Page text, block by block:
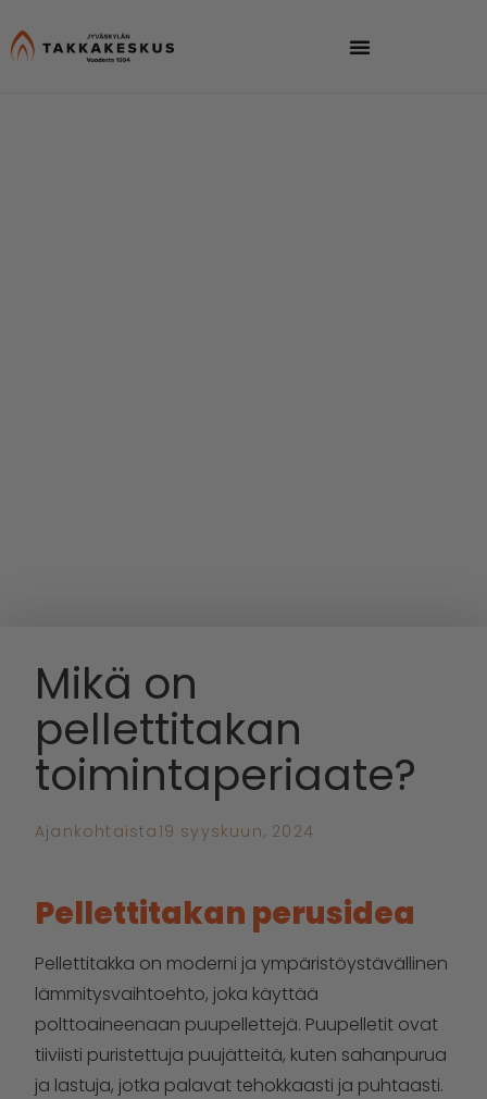
Mikä on
pellettitakan
toimintaperiaate?
Ajankohtaista 19 syyskuun, 2024
Pellettitakan perusidea
Pellettitakka on moderni ja ympäristöystävällinen
lämmitysvaihtoehto, joka käyttää
polttoaineenaan puupellettejä. Puupelletit ovat
tiiviisti puristettuja puujätteitä, kuten sahanpurua
ja lastuja, jotka palavat tehokkaasti ja puhtaasti.